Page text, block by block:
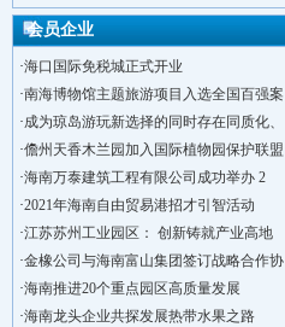
会员企业
·海口国际免税城正式开业
·南海博物馆主题旅游项目入选全国百强案
·成为琼岛游玩新选择的同时存在同质化、
·儋州天香木兰园加入国际植物园保护联盟
·海南万泰建筑工程有限公司成功举办 2
·2021年海南自由贸易港招才引智活动
·江苏苏州工业园区： 创新铸就产业高地
·金橡公司与海南富山集团签订战略合作协
·海南推进20个重点园区高质量发展
·海南龙头企业共探发展热带水果之路